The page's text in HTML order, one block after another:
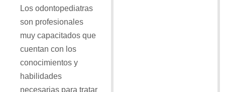
Los odontopediatras
son profesionales
muy capacitados que
cuentan con los
conocimientos y
habilidades
necesarias para tratar